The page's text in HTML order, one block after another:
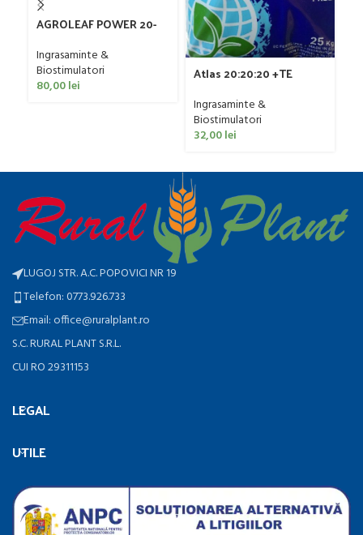
AGROLEAF POWER 20-
Ingrasaminte &
Biostimulatori
80,00lei
Atlas 20:20:20 +TE
Ingrasaminte &
Biostimulatori
32,00lei
LUGOJ STR. A.C. POPOVICI NR 19
Telefon: 0773.926.733
Email: office@ruralplant.ro
S.C. RURAL PLANT S.R.L.
CUI RO 29311153
LEGAL
UTILE